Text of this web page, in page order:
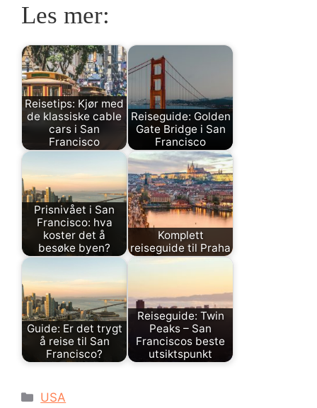
Les mer:
Reisetips: Kjør med
de klassiske cable
cars i San
Francisco
Reiseguide: Golden
Gate Bridge i San
Francisco
Prisnivået i San
Francisco: hva
koster det å
besøke byen?
Komplett
reiseguide til Praha
Guide: Er det trygt
å reise til San
Francisco?
Reiseguide: Twin
Peaks – San
Franciscos beste
utsiktspunkt
Kategorier
USA